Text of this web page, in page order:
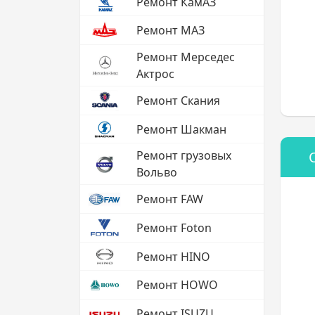
Ремонт МАЗ
Ремонт Мерседес
Актрос
Ремонт Скания
Ремонт Шакман
Ремонт грузовых
Вольво
Ремонт FAW
Ремонт Foton
Ремонт HINO
Ремонт HOWO